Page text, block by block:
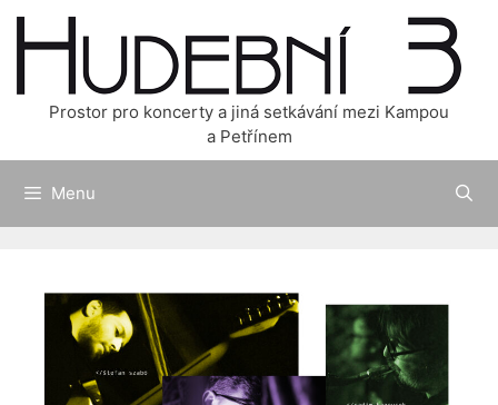
Přeskočit
Prostor pro koncerty a jiná setkávání mezi Kampou
a Petřínem
Menu